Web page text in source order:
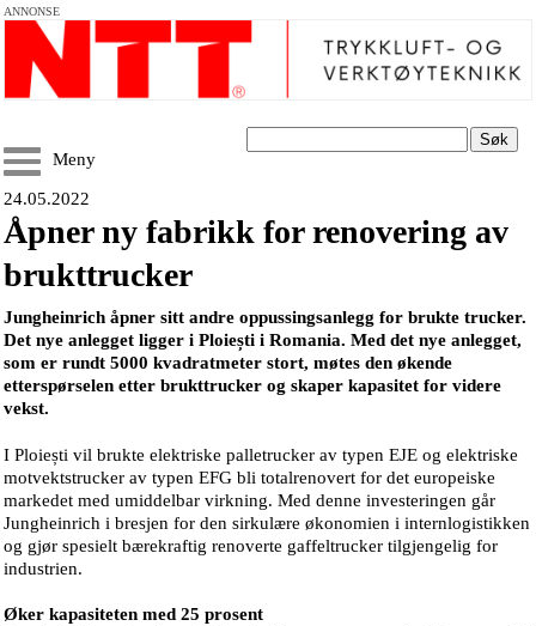
ANNONSE
Søk
Meny
24.05.2022
Åpner ny fabrikk for renovering av
brukttrucker
Jungheinrich åpner sitt andre oppussingsanlegg for brukte trucker.
Det nye anlegget ligger i Ploiești i Romania. Med det nye anlegget,
som er rundt 5000 kvadratmeter stort, møtes den økende
etterspørselen etter brukttrucker og skaper kapasitet for videre
vekst.
I Ploiești vil brukte elektriske palletrucker av typen EJE og elektriske
motvektstrucker av typen EFG bli totalrenovert for det europeiske
markedet med umiddelbar virkning. Med denne investeringen går
Jungheinrich i bresjen for den sirkulære økonomien i internlogistikken
og gjør spesielt bærekraftig renoverte gaffeltrucker tilgjengelig for
industrien.
Øker kapasiteten med 25 prosent